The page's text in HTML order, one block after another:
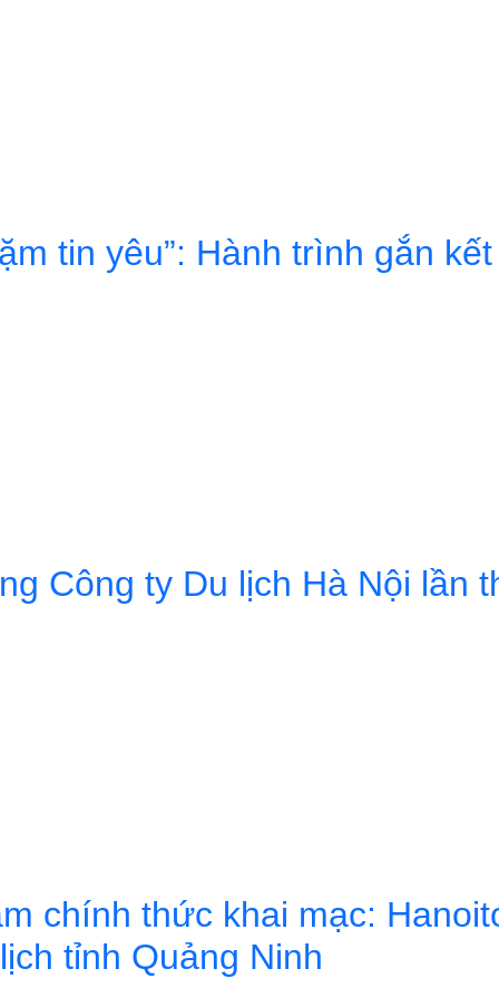
QUYẾT ĐỊNH BỔ NHIỆM & DANH SÁCH BAN GIÁM ĐỐC
tin yêu”: Hành trình gắn
tin yêu”: Hành trình gắn kết giữa Hanoitourist và KTO
Công ty Du lịch Hà Nội lần
ty Du lịch Hà Nội lần thứ V, nhiệm kỳ 2025-2030
chính thức khai mạc:
tỉnh Quảng Ninh